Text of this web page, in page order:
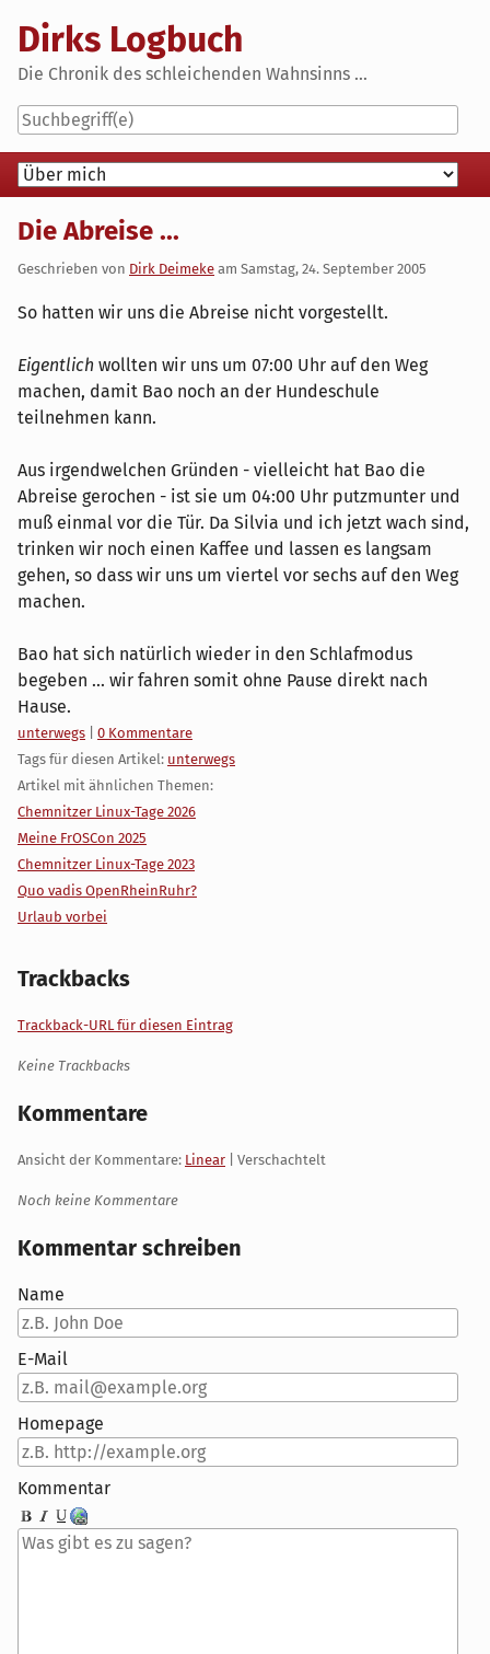
content
Dirks Logbuch
Die Chronik des schleichenden Wahnsinns ...
Navigation
Die Abreise ...
Geschrieben von Dirk Deimeke am Samstag, 24. September 2005
So hatten wir uns die Abreise nicht vorgestellt.
Eigentlich wollten wir uns um 07:00 Uhr auf den Weg
machen, damit Bao noch an der Hundeschule
teilnehmen kann.
Aus irgendwelchen Gründen - vielleicht hat Bao die
Abreise gerochen - ist sie um 04:00 Uhr putzmunter und
muß einmal vor die Tür. Da Silvia und ich jetzt wach sind,
trinken wir noch einen Kaffee und lassen es langsam
gehen, so dass wir uns um viertel vor sechs auf den Weg
machen.
Bao hat sich natürlich wieder in den Schlafmodus
begeben ... wir fahren somit ohne Pause direkt nach
Hause.
Kategorien:
unterwegs
0 Kommentare
Tags für diesen Artikel: unterwegs
Artikel mit ähnlichen Themen:
Chemnitzer Linux-Tage 2026
Meine FrOSCon 2025
Chemnitzer Linux-Tage 2023
Quo vadis OpenRheinRuhr?
Urlaub vorbei
Trackbacks
Trackback-URL für diesen Eintrag
Keine Trackbacks
Kommentare
Ansicht der Kommentare: Linear | Verschachtelt
Noch keine Kommentare
Kommentar schreiben
Name
E-Mail
Homepage
Kommentar